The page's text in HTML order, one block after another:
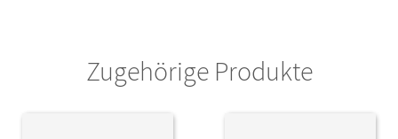
Zugehörige Produkte